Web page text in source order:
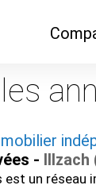
- Illzach
est un réseau